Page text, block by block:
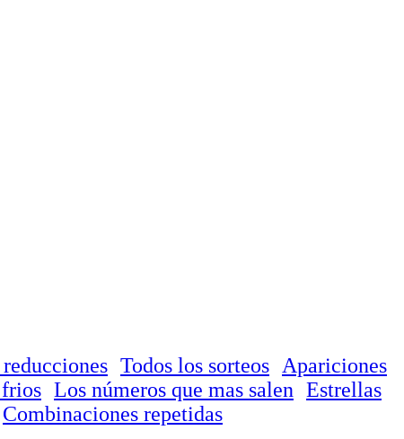
Todos los sorteos
Apariciones
Los números que mas salen Estrellas
Combinaciones repetidas